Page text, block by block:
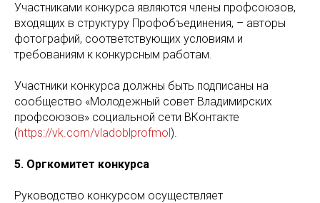
Участниками конкурса являются члены профсоюзов,
входящих в структуру Профобъединения, – авторы
фотографий, соответствующих условиям и
требованиям к конкурсным работам.
Участники конкурса должны быть подписаны на
сообщество «Молодежный совет Владимирских
профсоюзов» социальной сети ВКонтакте
(https://vk.com/vladoblprofmol).
5. Оргкомитет конкурса
Руководство конкурсом осуществляет